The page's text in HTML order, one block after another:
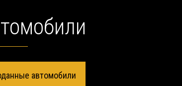
автомобили